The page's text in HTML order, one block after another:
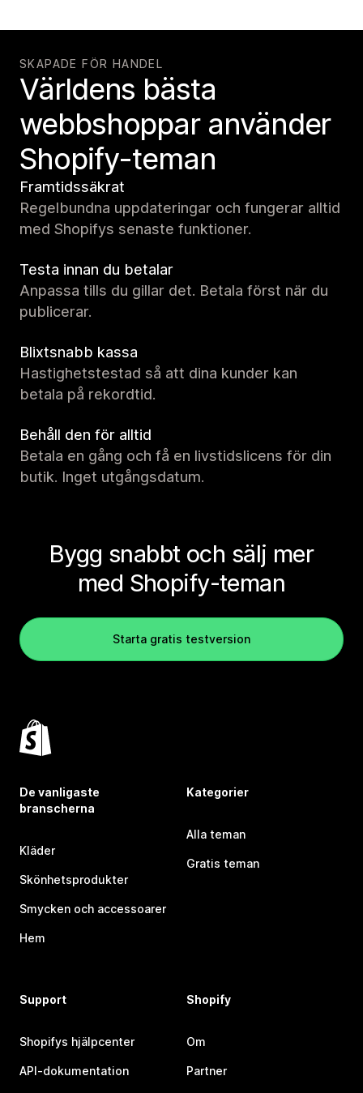
SKAPADE FÖR HANDEL
Världens bästa
webbshoppar använder
Shopify-teman
Framtidssäkrat
Regelbundna uppdateringar och fungerar alltid
med Shopifys senaste funktioner.
Testa innan du betalar
Anpassa tills du gillar det. Betala först när du
publicerar.
Blixtsnabb kassa
Hastighetstestad så att dina kunder kan
betala på rekordtid.
Behåll den för alltid
Betala en gång och få en livstidslicens för din
butik. Inget utgångsdatum.
Bygg snabbt och sälj mer
med Shopify-teman
Starta gratis testversion
De vanligaste
branscherna
Kläder
Skönhetsprodukter
Smycken och accessoarer
Hem
Kategorier
Alla teman
Gratis teman
Support
Shopifys hjälpcenter
API-dokumentation
Shopify
Om
Partner